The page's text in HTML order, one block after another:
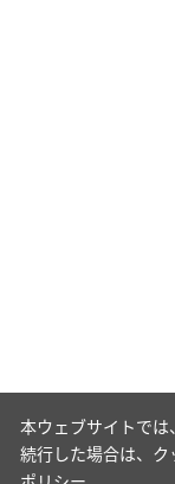
本ウェブサイトで
続行した場合は、